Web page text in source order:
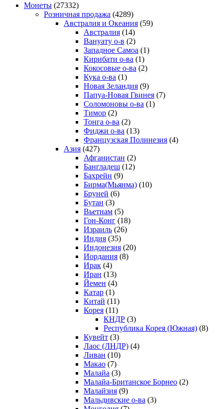
Монеты (27332)
Розничная продажа (4289)
Австралия и Океания (59)
Австралия (14)
Вануату о-в (2)
Западное Самоа (1)
Кирибати о-ва (1)
Кокосовые о-ва (2)
Кука о-ва (1)
Новая Зеландия (9)
Папуа-Новая Гвинея (7)
Соломоновы о-ва (1)
Тимор (2)
Тонга о-ва (2)
Фиджи о-ва (13)
Французская Полинезия (4)
Азия (427)
Афганистан (2)
Бангладеш (12)
Бахрейн (9)
Бирма(Мьянма) (10)
Бруней (6)
Бутан (3)
Вьетнам (5)
Гон-Конг (18)
Израиль (26)
Индия (35)
Индонезия (20)
Иордания (8)
Ирак (4)
Иран (13)
Йемен (4)
Катар (1)
Китай (11)
Корея (11)
КНДР (3)
Республика Корея (Южная) (8)
Кувейт (3)
Лаос (ЛНДР) (4)
Ливан (10)
Макао (7)
Малайа (3)
Малайа-Британское Борнео (2)
Малайзия (9)
Мальдивские о-ва (3)